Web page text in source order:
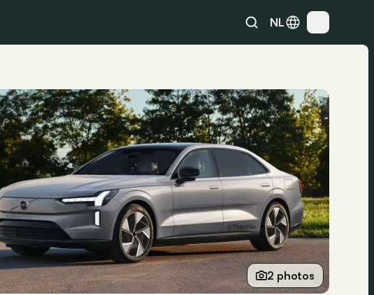
NL
2 photos